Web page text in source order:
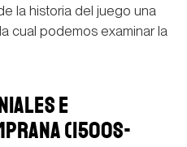
la historia del juego una
cual podemos examinar la
E
(1500S-